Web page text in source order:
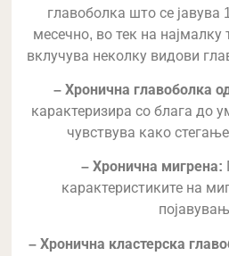
главоболка што се јавува
месечно, во тек на
вклучува неколку видови
– Хронична главоболка
карактеризира со блага до
чувствува како
– Хронична мигрена:
карактеристиките на
– Хронична кластерска